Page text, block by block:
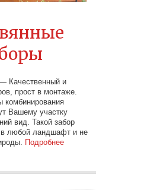
Качественный и
прост в монтаже.
комбинирования
Вашему участку
вид. Такой забор
в любой ландшафт и не
Подробнее